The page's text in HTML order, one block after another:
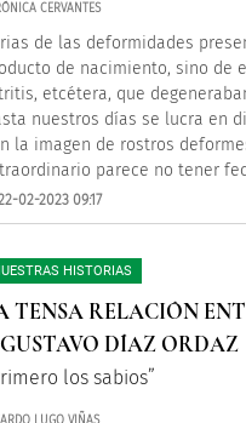
CERVANTES
de las deformidades
de nacimiento, sino de
etcétera, que
nuestros días se lucra en
la imagen de rostros
parece no tener
02-2023 09:17
HISTORIAS
TENSA RELACIÓN
DÍAZ ORDAZ
los sabios”